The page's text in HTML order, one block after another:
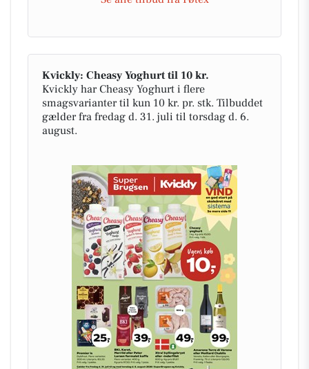
Kvickly: Cheasy Yoghurt til 10 kr.
Kvickly har Cheasy Yoghurt i flere
smagsvarianter til kun 10 kr. pr. stk. Tilbuddet
gælder fra fredag d. 31. juli til torsdag d. 6.
august.